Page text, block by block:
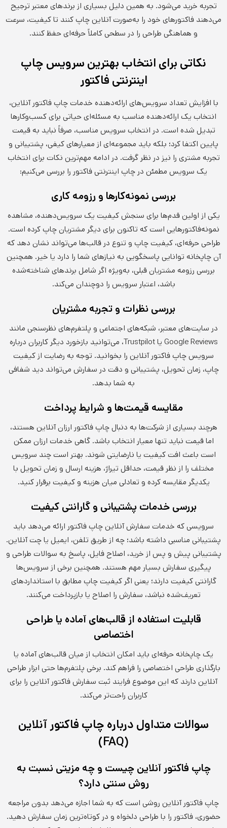
تجربه خرید می‌شود. به همین دلیل بسیاری از برندهای معتبر ترجیح
می‌دهند فاکتورهای خود را به‌صورت آنلاین چاپ کنند تا کیفیت، سرعت
و هماهنگی طراحی را در سطحی کاملاً حرفه‌ای حفظ کنند.
نکاتی برای انتخاب بهترین سرویس چاپ
اینترنتی فاکتور
با افزایش تعداد سرویس‌های ارائه‌دهنده خدمات چاپ فاکتور آنلاین،
انتخاب یک ارائه‌دهنده مناسب به مسئله‌ای حیاتی برای کسب‌وکارها
تبدیل شده است. در انتخاب سرویس مناسب، صرفاً نباید به قیمت
پایین اکتفا کرد؛ بلکه باید مجموعه‌ای از معیارهای کیفی، پشتیبانی و
تجربه مشتری را نیز در نظر گرفت. در ادامه مهم‌ترین نکات برای انتخاب
یک سرویس مطمئن در چاپ اینترنتی فاکتور را بررسی می‌کنیم:
بررسی نمونه‌کارها و رزومه کاری
یکی از اولین قدم‌ها برای سنجش کیفیت یک سرویس‌دهنده، مشاهده
نمونه‌فاکتورهایی است که تاکنون برای دیگر مشتریان چاپ کرده است.
طراحی حرفه‌ای، کیفیت چاپ و تنوع در قالب‌ها می‌تواند نشان دهد که
آن چاپخانه توانایی پاسخگویی به نیازهای شما را دارد یا خیر. همچنین
بررسی رزومه مشتریان قبلی، به‌ویژه اگر شامل برندهای شناخته‌شده
باشد، اعتبار سرویس را دوچندان می‌کند.
بررسی نظرات و تجربه مشتریان
در سایت‌های معتبر، شبکه‌های اجتماعی و پلتفرم‌های نظر‌سنجی مانند
Google Reviews یا Trustpilot، می‌توانید بازخورد دیگر کاربران درباره
سرویس چاپ فاکتور آنلاین را بخوانید. توجه به رضایت از کیفیت
چاپ، زمان تحویل، پشتیبانی و دقت در سفارش می‌تواند دید شفافی
به شما بدهد.
مقایسه قیمت‌ها و شرایط پرداخت
هرچند بسیاری از شرکت‌ها به دنبال چاپ فاکتور ارزان آنلاین هستند،
اما قیمت نباید تنها معیار انتخاب باشد. گاهی خدمات ارزان ممکن
است باعث افت کیفیت یا نارضایتی شوند. بهتر است چند سرویس
مختلف را از نظر قیمت، حداقل تیراژ، هزینه ارسال و زمان تحویل با
یکدیگر مقایسه کرده و تعادلی میان هزینه و کیفیت برقرار کنید.
بررسی خدمات پشتیبانی و گارانتی کیفیت
سرویسی که خدمات سفارش آنلاین چاپ فاکتور ارائه می‌دهد باید
پشتیبانی مناسبی داشته باشد؛ چه از طریق تلفن، ایمیل یا چت آنلاین.
پشتیبانی پیش و پس از خرید، اصلاح فایل، پاسخ به سوالات طراحی و
پیگیری سفارش بسیار مهم هستند. همچنین برخی از سرویس‌ها
گارانتی کیفیت دارند؛ یعنی اگر کیفیت چاپ مطابق با استانداردهای
تعریف‌شده نباشد، سفارش را اصلاح یا بازپرداخت می‌کنند.
قابلیت استفاده از قالب‌های آماده یا طراحی
اختصاصی
یک چاپخانه حرفه‌ای باید امکان انتخاب از میان قالب‌های آماده یا
بارگذاری طراحی اختصاصی را فراهم کند. برخی پلتفرم‌ها حتی ابزار طراحی
آنلاین دارند که این موضوع فرایند ثبت سفارش فاکتور آنلاین را برای
کاربران راحت‌تر می‌کند.
سوالات متداول درباره چاپ فاکتور آنلاین
(FAQ)
چاپ فاکتور آنلاین چیست و چه مزیتی نسبت به
روش سنتی دارد؟
چاپ فاکتور آنلاین روشی است که به شما اجازه می‌دهد بدون مراجعه
حضوری، فاکتور را با طراحی دلخواه و در کوتاه‌ترین زمان سفارش دهید.